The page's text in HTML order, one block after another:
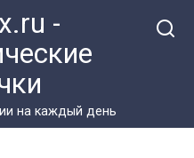
-
на каждый день